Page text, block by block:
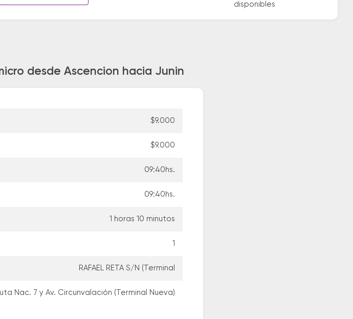
disponibles
desde Ascencion hacia Junin
$9.000
$9.000
09:40hs.
09:40hs.
1 horas 10 minutos
1
RAFAEL RETA S/N (Terminal
Nac. 7 y Av. Circunvalación (Terminal Nueva)